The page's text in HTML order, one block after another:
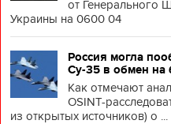
от Генерального
Украины на 0600 04
Россия могла
Су-35 в обмен на
Как отмечают
OSINT-
из открытых источников) о ...